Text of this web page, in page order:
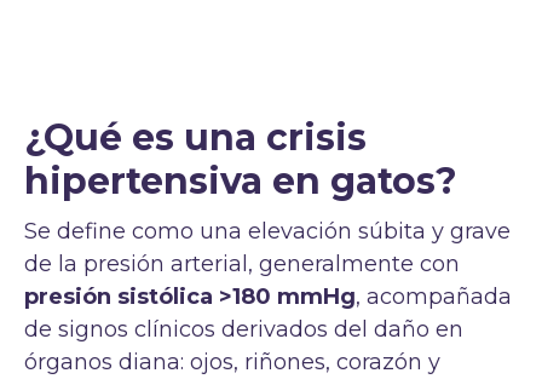
¿Qué es una crisis
hipertensiva en gatos?
Se define como una elevación súbita y grave
de la presión arterial, generalmente con
presión sistólica >180 mmHg, acompañada
de signos clínicos derivados del daño en
órganos diana: ojos, riñones, corazón y